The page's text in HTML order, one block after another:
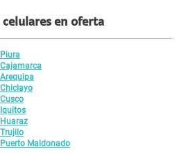
celulares en oferta
Maldonado